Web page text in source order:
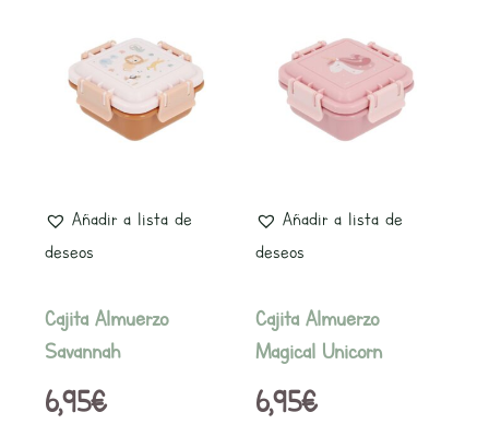
Añadir a lista de
deseos
Cajita Almuerzo
Savannah
6,95€
Añadir a lista de
deseos
Cajita Almuerzo
Magical Unicorn
6,95€